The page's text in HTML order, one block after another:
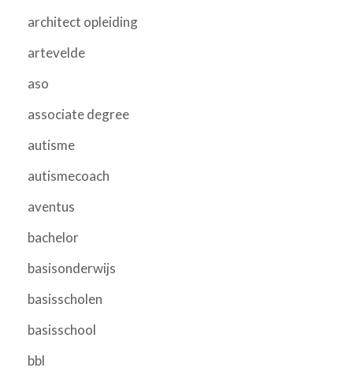
architect opleiding
artevelde
aso
associate degree
autisme
autismecoach
aventus
bachelor
basisonderwijs
basisscholen
basisschool
bbl